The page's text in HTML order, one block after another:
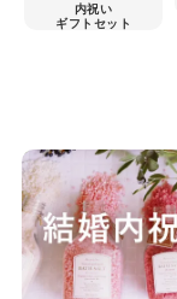
内祝い
ギフトセット